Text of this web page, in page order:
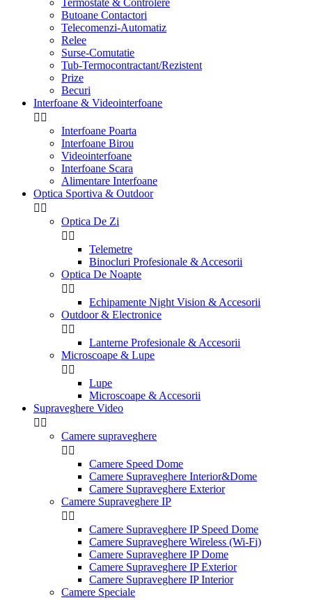
Termostate & Controlere
Butoane Contactori
Telecomenzi-Automatiz
Relee
Surse-Comutatie
Tub-Termocontractant/Rezistent
Prize
Becuri
Interfoane & Videointerfoane
 
Interfoane Poarta
Interfoane Birou
Videointerfoane
Interfoane Scara
Alimentare Interfoane
Optica Sportiva & Outdoor
 
Optica De Zi
 
Telemetre
Binocluri Profesionale & Accesorii
Optica De Noapte
 
Echipamente Night Vision & Accesorii
Outdoor & Electronice
 
Lanterne Profesionale & Accesorii
Microscoape & Lupe
 
Lupe
Microscoape & Accesorii
Supraveghere Video
 
Camere supraveghere
 
Camere Speed Dome
Camere Supraveghere Interior&Dome
Camere Supraveghere Exterior
Camere Supraveghere IP
 
Camere Supraveghere IP Speed Dome
Camere Supraveghere Wireless (Wi-Fi)
Camere Supraveghere IP Dome
Camere Supraveghere IP Exterior
Camere Supraveghere IP Interior
Camere Speciale